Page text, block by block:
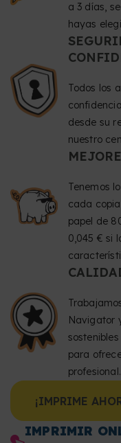
a 3 días,
hayas
Todos los
desde su
nuestro
Tenemos
cada
papel de
0,045 € si
Navigator
para
profesional.
¡IMPRIME
IMPRIMIR